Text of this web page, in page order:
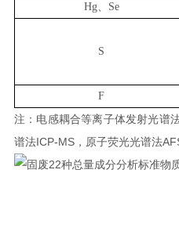
Hg、 Se
S
F
注：电感耦合等离子体发射光谱
谱法ICP-MS， 原子荧光光谱法